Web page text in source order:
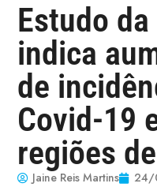
Estudo da
indica
de
Covid-19
regiões
Jaine Reis Martins 24/